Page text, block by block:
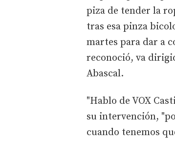
piza de tender la
tras esa pinza
martes para dar a
reconoció, va
Abascal.
"Hablo de VOX
su intervención,
cuando tenemos